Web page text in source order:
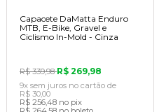
Capacete DaMatta Enduro
MTB, E-Bike, Gravel e
Ciclismo In-Mold - Cinza
R$ 339,98R$ 269,98
9x sem juros no cartãode
R$ 30,00
R$ 256,48 no pix